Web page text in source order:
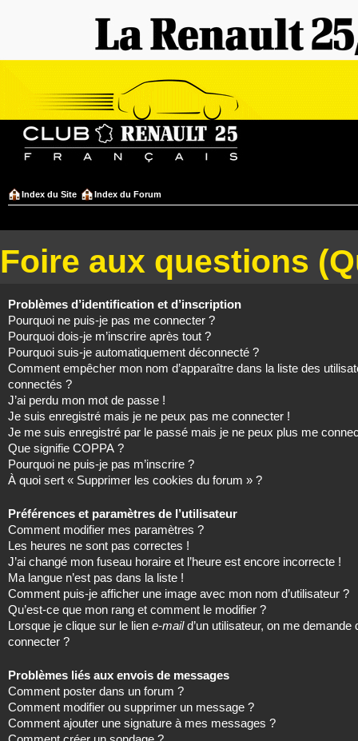
Index du Site Index du Forum
Foire aux questions
Problèmes d’identification et d’inscription
Pourquoi ne puis-je pas me connecter ?
Pourquoi dois-je m’inscrire après tout ?
Pourquoi suis-je automatiquement déconnecté ?
Comment empêcher mon nom d’apparaître dans la liste des
connectés ?
J’ai perdu mon mot de passe !
Je suis enregistré mais je ne peux pas me connecter !
Je me suis enregistré par le passé mais je ne peux plus me
Que signifie COPPA ?
Pourquoi ne puis-je pas m’inscrire ?
À quoi sert « Supprimer les cookies du forum » ?
Préférences et paramètres de l’utilisateur
Comment modifier mes paramètres ?
Les heures ne sont pas correctes !
J’ai changé mon fuseau horaire et l’heure est encore incorrecte !
Ma langue n’est pas dans la liste !
Comment puis-je afficher une image avec mon nom d’utilisateur ?
Qu’est-ce que mon rang et comment le modifier ?
Lorsque je clique sur le lien e-maild’un utilisateur, on me demande
connecter ?
Problèmes liés aux envois de messages
Comment poster dans un forum ?
Comment modifier ou supprimer un message ?
Comment ajouter une signature à mes messages ?